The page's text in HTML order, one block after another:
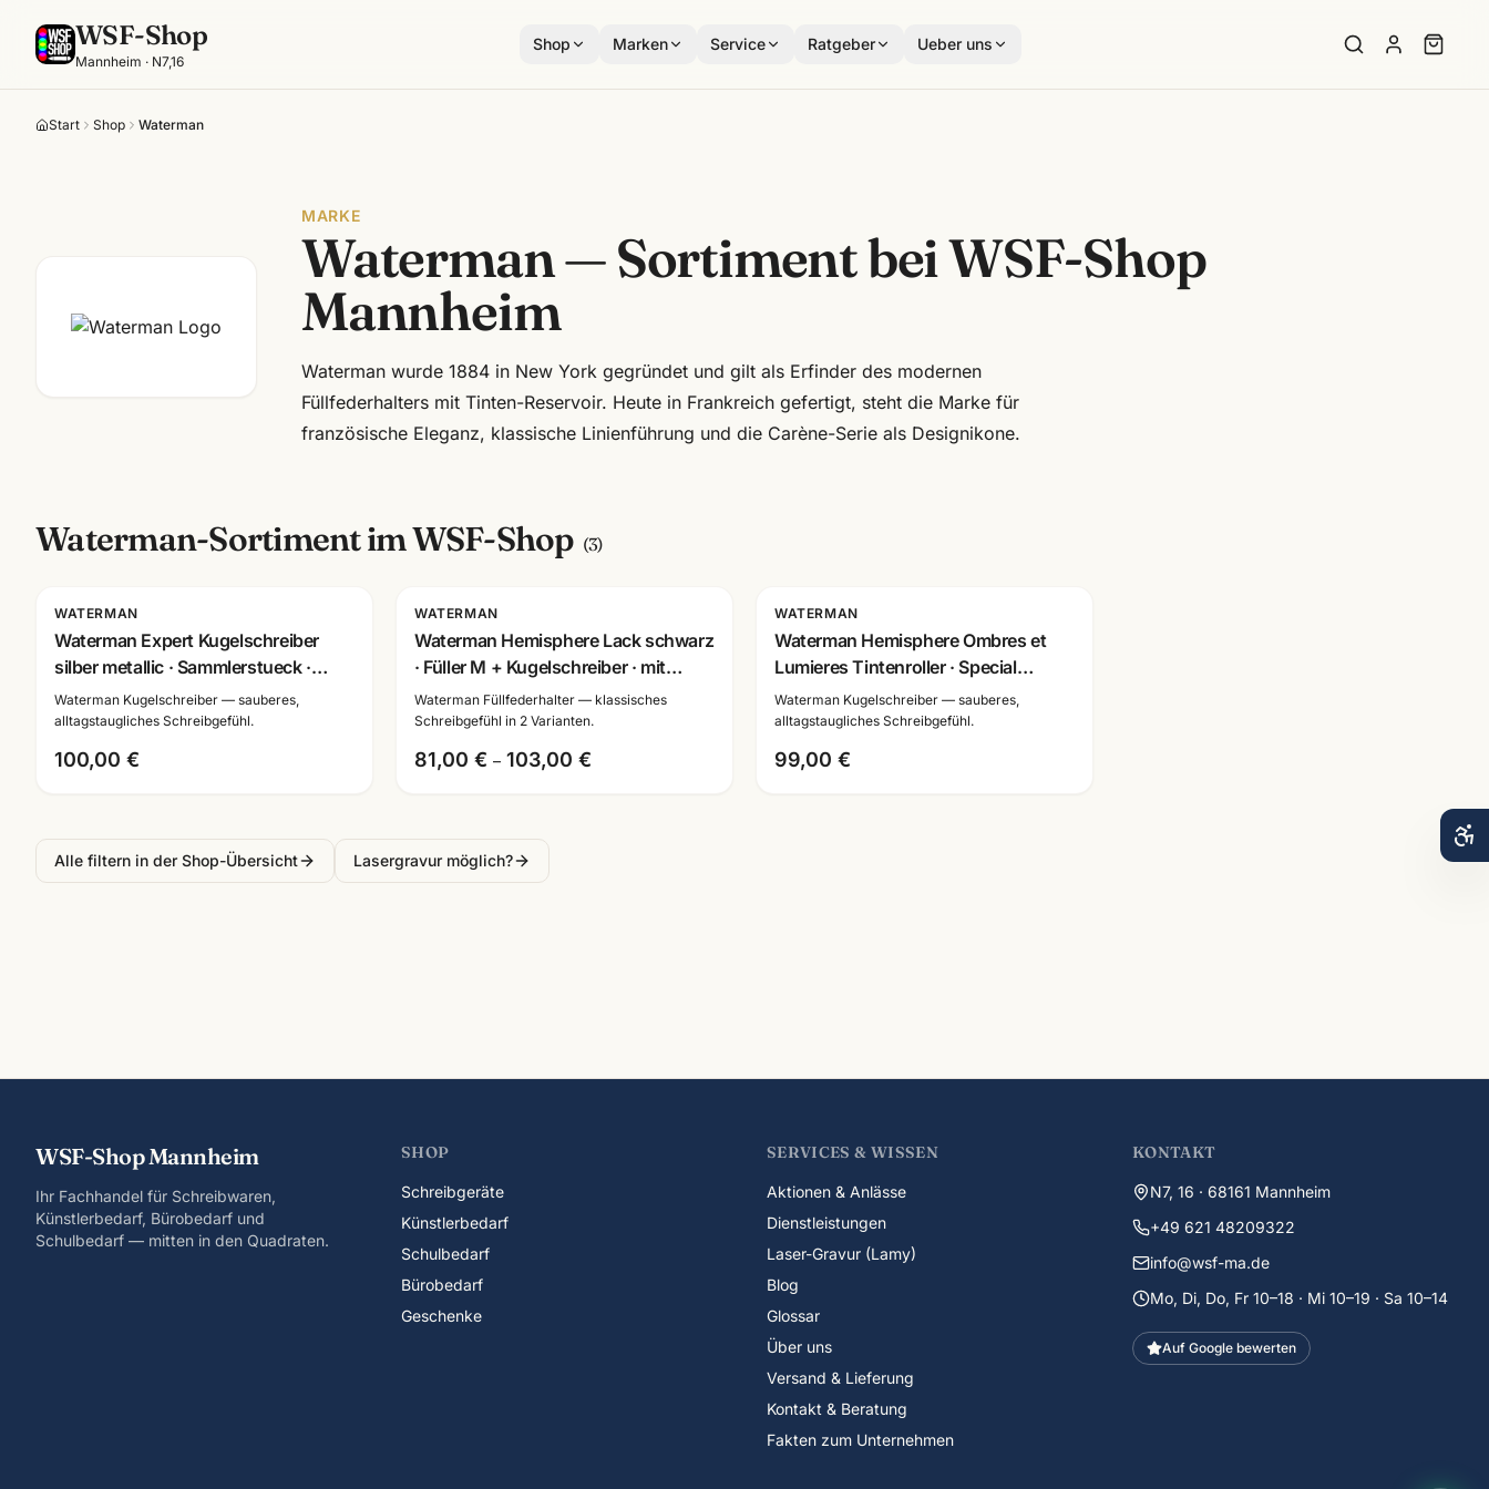
WSF-Shop
Mannheim · N7,16
Shop Marken Service Ratgeber Ueber uns
Start Shop Waterman
MARKE
Waterman— Sortiment bei WSF-Shop
Mannheim
Waterman wurde 1884 in New York gegründet und gilt als Erfinder des modernen
Füllfederhalters mit Tinten-Reservoir. Heute in Frankreich gefertigt, steht die Marke für
französische Eleganz, klassische Linienführung und die Carène-Serie als Designikone.
Waterman-Sortiment im WSF-Shop (3)
Gravur
WATERMAN
Waterman Expert Kugelschreiber
silber metallic · Sammlerstueck ·
Premium-Schreibgerät
Waterman Kugelschreiber — sauberes,
alltagstaugliches Schreibgefühl.
100,00 €
Gravur
WATERMAN
Waterman Hemisphere Lack schwarz
· Füller M + Kugelschreiber · mit
Lasergravur
Waterman Füllfederhalter — klassisches
Schreibgefühl in 2 Varianten.
81,00 € – 103,00 €
Gravur
WATERMAN
Waterman Hemisphere Ombres et
Lumieres Tintenroller · Special
Edition Sammlerstueck
Waterman Kugelschreiber — sauberes,
alltagstaugliches Schreibgefühl.
99,00 €
Alle filtern in der Shop-Übersicht Lasergravur möglich?
WSF-Shop Mannheim
Ihr Fachhandel für Schreibwaren,
Künstlerbedarf, Bürobedarf und
Schulbedarf — mitten in den Quadraten.
SHOP
Schreibgeräte
Künstlerbedarf
Schulbedarf
Bürobedarf
Geschenke
SERVICES & WISSEN
Aktionen & Anlässe
Dienstleistungen
Laser-Gravur (Lamy)
Blog
Glossar
Über uns
Versand & Lieferung
Kontakt & Beratung
Fakten zum Unternehmen
KONTAKT
N7, 16 · 68161 Mannheim
+49 621 48209322
info@wsf-ma.de
Mo, Di, Do, Fr 10–18 · Mi 10–19 · Sa 10–14
Auf Google bewerten